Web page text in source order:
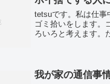
tetsuです。私は仕事
ゴミ拾いをします。
ろいろと考えます。
ゴミを拾ってい...
我が家の通信事